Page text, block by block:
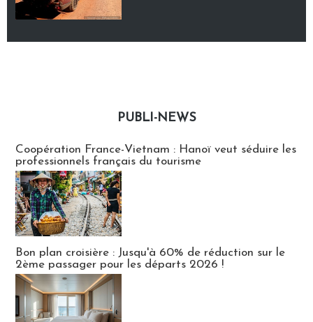
PUBLI-NEWS
Coopération France-Vietnam : Hanoï veut séduire les
professionnels français du tourisme
Bon plan croisière : Jusqu'à 60% de réduction sur le
2ème passager pour les départs 2026 !